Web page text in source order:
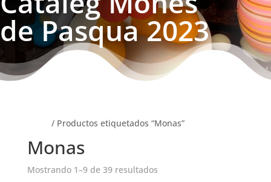
de Pasqua 2023
/ Productos etiquetados “Monas”
Monas
Mostrando 1–9 de 39 resultados